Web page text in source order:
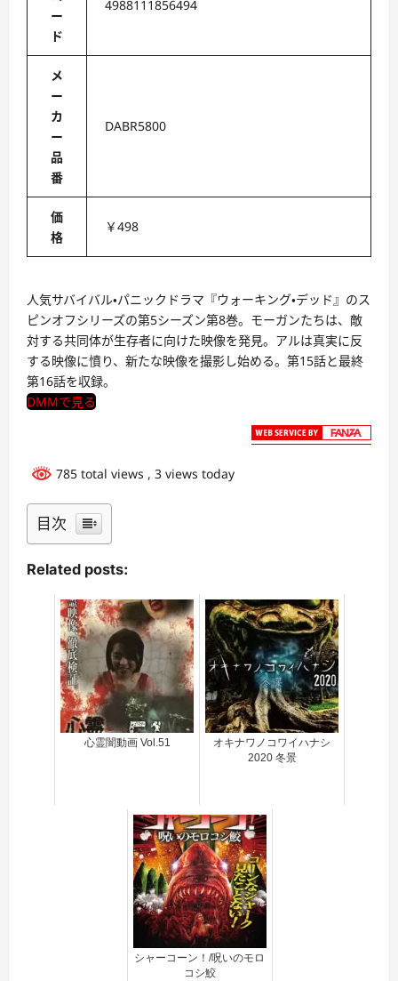
ー
ド
4988111856494
メ
ー
カ
ー
品
番
DABR5800
価
格
￥498
人気サバイバル・パニックドラマ『ウォーキング・デッド』のス
ピンオフシリーズの第5シーズン第8巻。モーガンたちは、敵
対する共同体が生存者に向けた映像を発見。アルは真実に反
する映像に憤り、新たな映像を撮影し始める。第15話と最終
第16話を収録。
DMMで見る
785 total views , 3 views today
目次
Related posts:
心霊闇動画 Vol.51
オキナワノコワイハナシ
2020 冬景
シャーコーン！/呪いのモロ
コシ鮫